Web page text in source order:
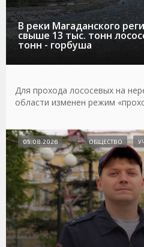
В реки Магаданского
свыше 13 тыс. тонн
тонн - горбуша
Для прохода лососевых на
области изменен режим
05.08.2026 ОБЩЕСТВО